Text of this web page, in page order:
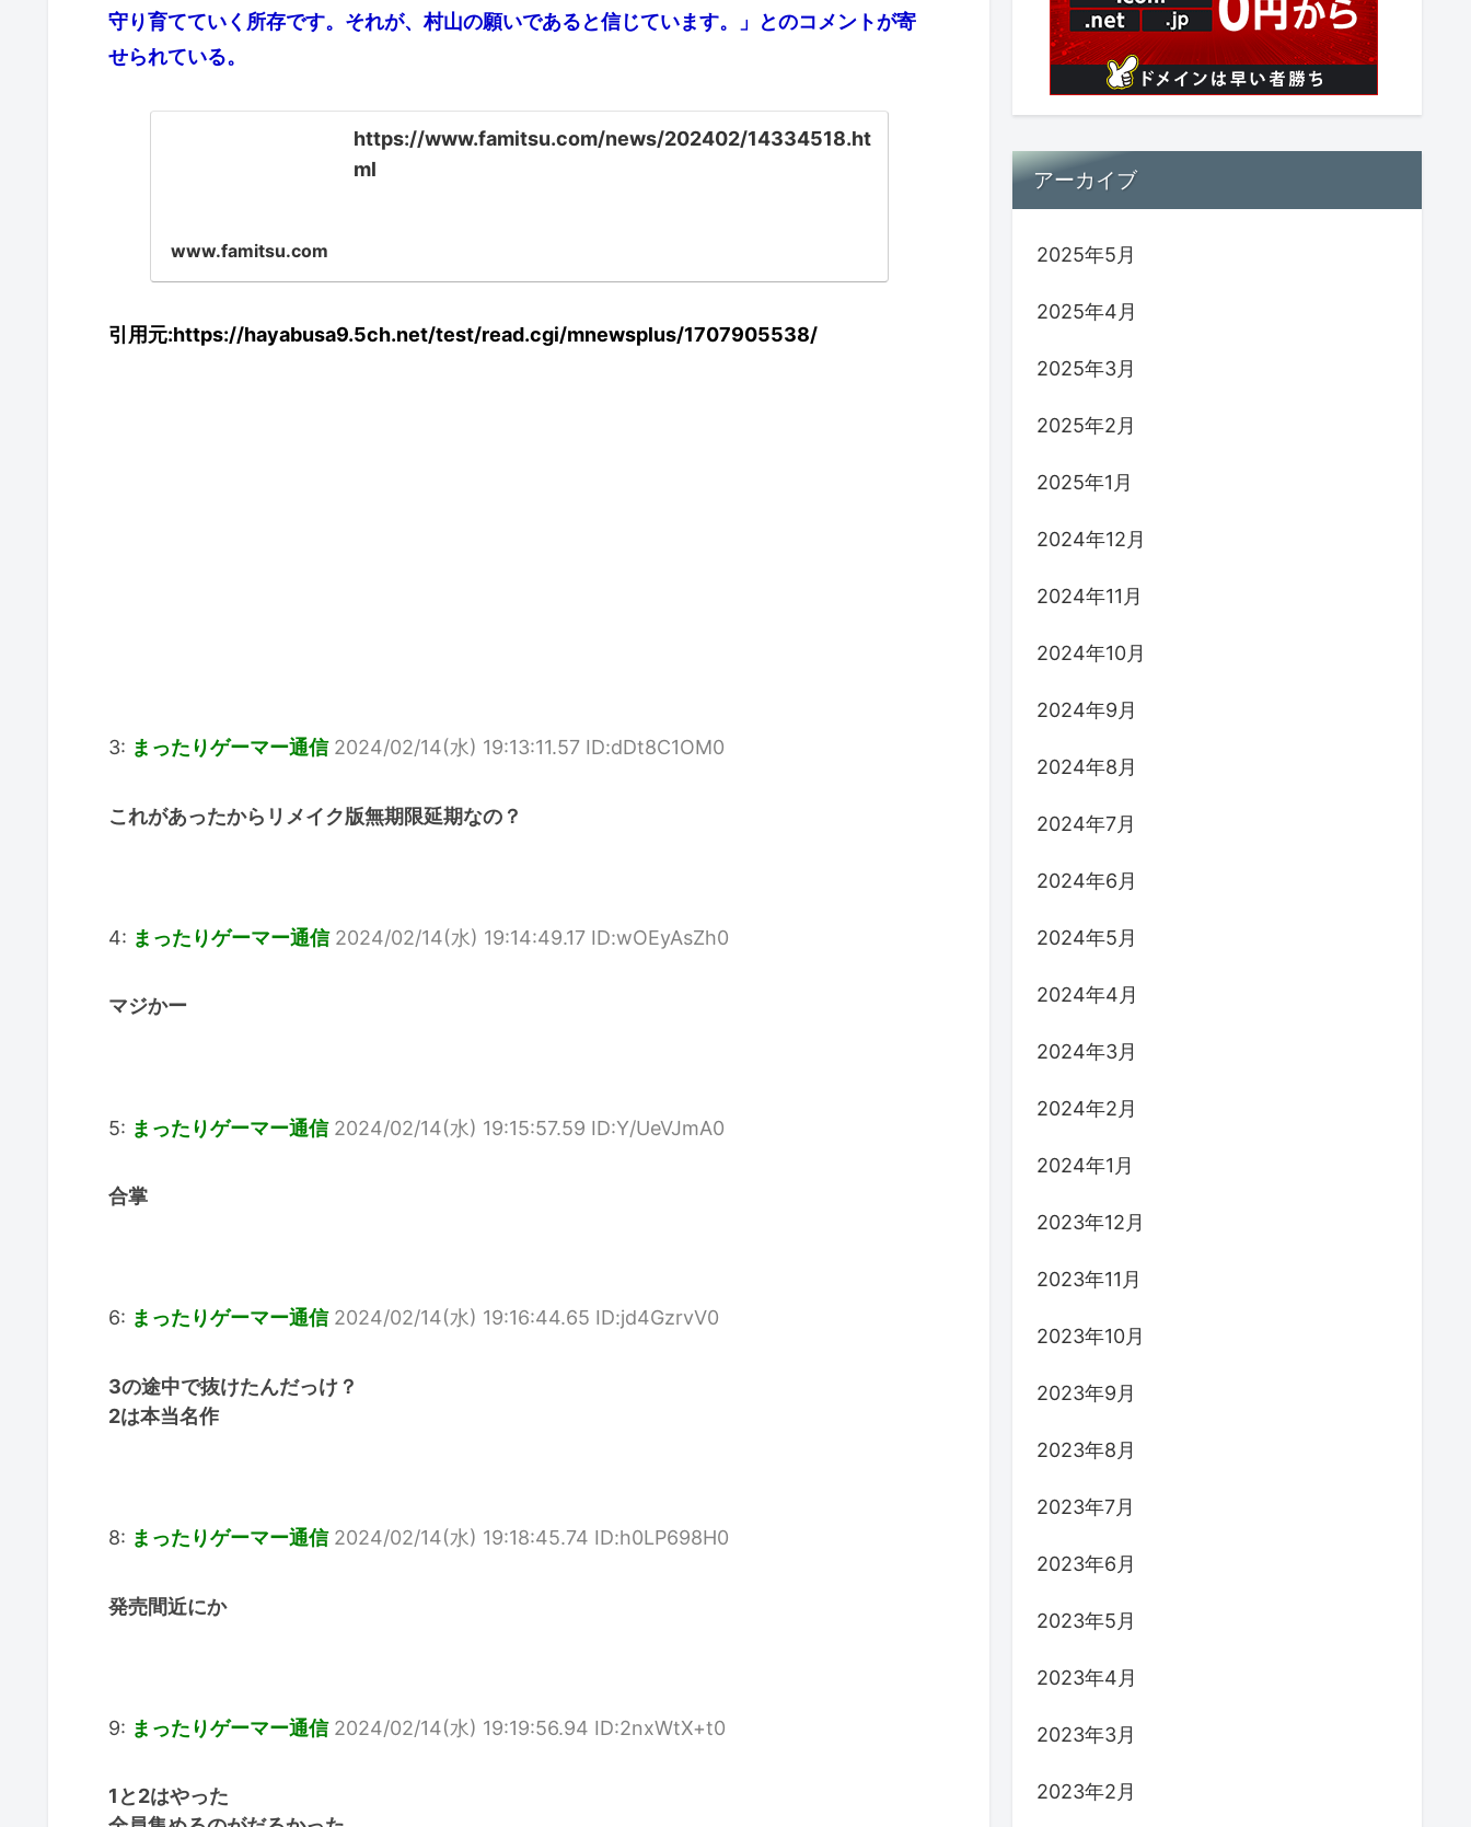
守り育てていく所存です。それが、村山の願いであると信じています。」とのコメントが寄
せられている。
https://www.famitsu.com/news/202402/14334518.ht
ml
www.famitsu.com
引用元:https://hayabusa9.5ch.net/test/read.cgi/mnewsplus/1707905538/
3: まったりゲーマー通信 2024/02/14(水) 19:13:11.57 ID:dDt8C1OM0
これがあったからリメイク版無期限延期なの？
4: まったりゲーマー通信 2024/02/14(水) 19:14:49.17 ID:wOEyAsZh0
マジかー
5: まったりゲーマー通信 2024/02/14(水) 19:15:57.59 ID:Y/UeVJmA0
合掌
6: まったりゲーマー通信 2024/02/14(水) 19:16:44.65 ID:jd4GzrvV0
3の途中で抜けたんだっけ？
2は本当名作
8: まったりゲーマー通信 2024/02/14(水) 19:18:45.74 ID:h0LP698H0
発売間近にか
9: まったりゲーマー通信 2024/02/14(水) 19:19:56.94 ID:2nxWtX+t0
1と2はやった
アーカイブ
2025年5月
2025年4月
2025年3月
2025年2月
2025年1月
2024年12月
2024年11月
2024年10月
2024年9月
2024年8月
2024年7月
2024年6月
2024年5月
2024年4月
2024年3月
2024年2月
2024年1月
2023年12月
2023年11月
2023年10月
2023年9月
2023年8月
2023年7月
2023年6月
2023年5月
2023年4月
2023年3月
2023年2月